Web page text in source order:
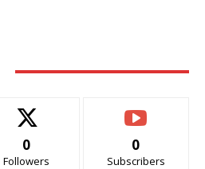
0
Followers
0
Subscribers